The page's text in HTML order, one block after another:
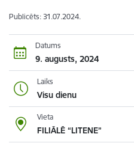
Publicēts: 31.07.2024.
Datums
9. augusts, 2024
Laiks
Visu dienu
Vieta
FILIĀLĒ “LITENE”